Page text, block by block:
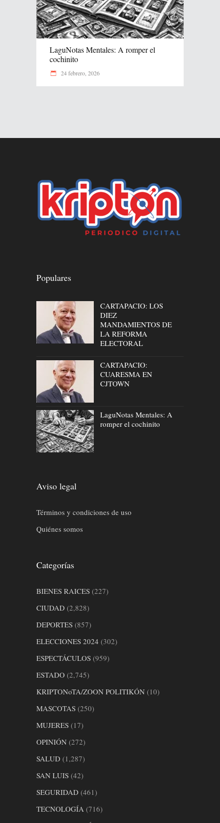
LaguNotas Mentales: A romper el
cochinito
24 febrero, 2026
Populares
CARTAPACIO: LOS
DIEZ
MANDAMIENTOS DE
LA REFORMA
ELECTORAL
CARTAPACIO:
CUARESMA EN
CJTOWN
LaguNotas Mentales: A
romper el cochinito
Aviso legal
Términos y condiciones de uso
Quiénes somos
Categorías
BIENES RAICES (227)
CIUDAD (2,828)
DEPORTES (857)
ELECCIONES 2024 (302)
ESPECTÁCULOS (959)
ESTADO (2,745)
KRIPTONoTA/ZOON POLITIKÓN (10)
MASCOTAS (250)
MUJERES (17)
OPINIÓN (272)
SALUD (1,287)
SAN LUIS (42)
SEGURIDAD (461)
TECNOLOGÍA (716)